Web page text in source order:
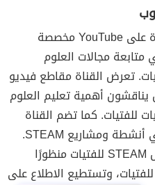
STEAM Girls Schools هي قناة على YouTube مخصصة
مجالات العلوم
تعرض القناة مقاطع فيديو
أهمية تعليم العلوم
للفتيات. كما تضم ​​القناة
مقاطع فيديو لفتيات يشاركن في أنشطة ومشاريع STEAM.
توفر مقاطع الفيديو على مدارس STEAM للفتيات منظورًا
مهمًا حول أهمية تعليم STEM للفتيات، وتستطيع الاطلاع على